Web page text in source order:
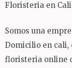
Floristeria en
Somos una
Domicilio en cali,
floristeria online